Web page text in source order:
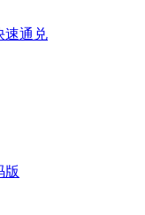
速通兑
版